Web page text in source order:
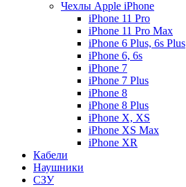
Чехлы Apple iPhone
iPhone 11 Pro
iPhone 11 Pro Max
iPhone 6 Plus, 6s Plus
iPhone 6, 6s
iPhone 7
iPhone 7 Plus
iPhone 8
iPhone 8 Plus
iPhone X, XS
iPhone XS Max
iPhone XR
Кабели
Наушники
СЗУ